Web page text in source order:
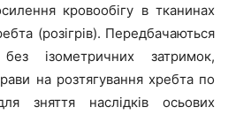
кровообігу в тканинах
(розігрів). Передбачаються
ізометричних затримок,
на розтягування хребта по
зняття наслідків осьових